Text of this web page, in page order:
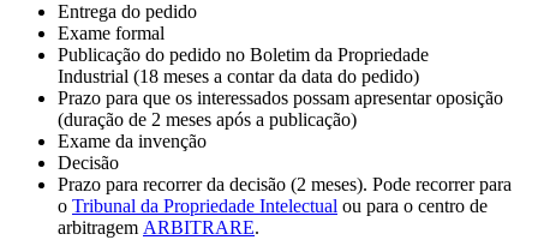
Entrega do pedido
Exame formal
Publicação do pedido no Boletim da Propriedade
Industrial (18 meses a contar da data do pedido)
Prazo para que os interessados possam apresentar oposição
(duração de 2 meses após a publicação)
Exame da invenção
Decisão
Prazo para recorrer da decisão (2 meses). Pode recorrer para
o Tribunal da Propriedade Intelectual ou para o centro de
arbitragem ARBITRARE.